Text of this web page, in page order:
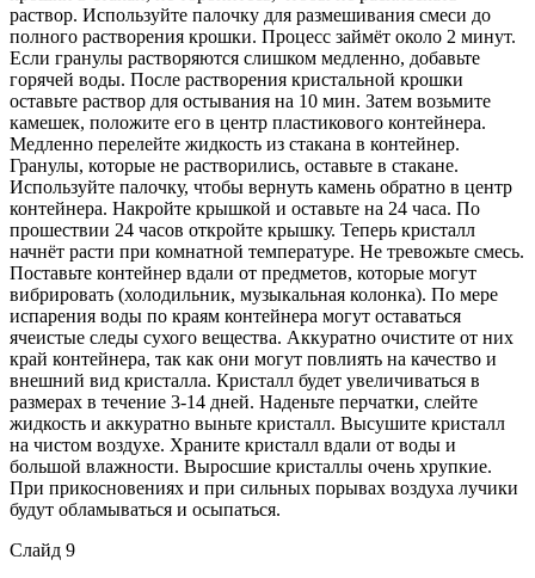
раствор. Используйте палочку для размешивания смеси до
полного растворения крошки. Процесс займёт около 2 минут.
Если гранулы растворяются слишком медленно, добавьте
горячей воды. После растворения кристальной крошки
оставьте раствор для остывания на 10 мин. Затем возьмите
камешек, положите его в центр пластикового контейнера.
Медленно перелейте жидкость из стакана в контейнер.
Гранулы, которые не растворились, оставьте в стакане.
Используйте палочку, чтобы вернуть камень обратно в центр
контейнера. Накройте крышкой и оставьте на 24 часа. По
прошествии 24 часов откройте крышку. Теперь кристалл
начнёт расти при комнатной температуре. Не тревожьте смесь.
Поставьте контейнер вдали от предметов, которые могут
вибрировать (холодильник, музыкальная колонка). По мере
испарения воды по краям контейнера могут оставаться
ячеистые следы сухого вещества. Аккуратно очистите от них
край контейнера, так как они могут повлиять на качество и
внешний вид кристалла. Кристалл будет увеличиваться в
размерах в течение 3-14 дней. Наденьте перчатки, слейте
жидкость и аккуратно выньте кристалл. Высушите кристалл
на чистом воздухе. Храните кристалл вдали от воды и
большой влажности. Выросшие кристаллы очень хрупкие.
При прикосновениях и при сильных порывах воздуха лучики
будут обламываться и осыпаться.
Слайд 9